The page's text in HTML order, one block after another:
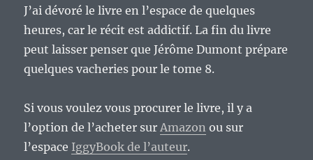
J’ai dévoré le livre en l’espace de quelques
heures, car le récit est addictif. La fin du livre
peut laisser penser que Jérôme Dumont prépare
quelques vacheries pour le tome 8.
Si vous voulez vous procurer le livre, il y a
l’option de l’acheter surAmazon ou sur
l’espace IggyBook de l’auteur.